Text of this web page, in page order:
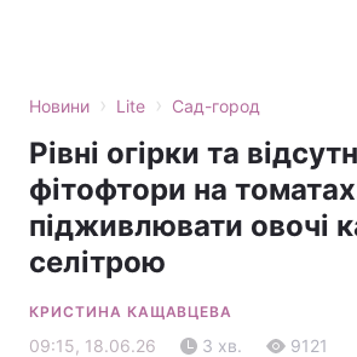
Новини › Lite › Сад-город
Рівні огірки та
фітофтори на
підживлювати овочі
селітрою
КРИСТИНА КАЩАВЦЕВА
09:15, 18.06.26 3 хв. 9121